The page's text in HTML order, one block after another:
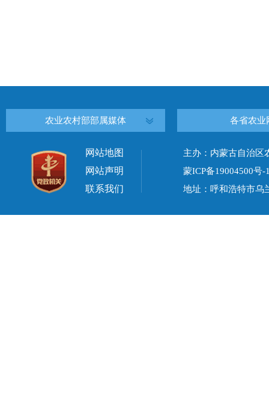
农业农村部部属媒体 各省农业
网站地图
网站声明
联系我们
主办：内蒙古自治
蒙ICP备19004500号-
地址：呼和浩特市